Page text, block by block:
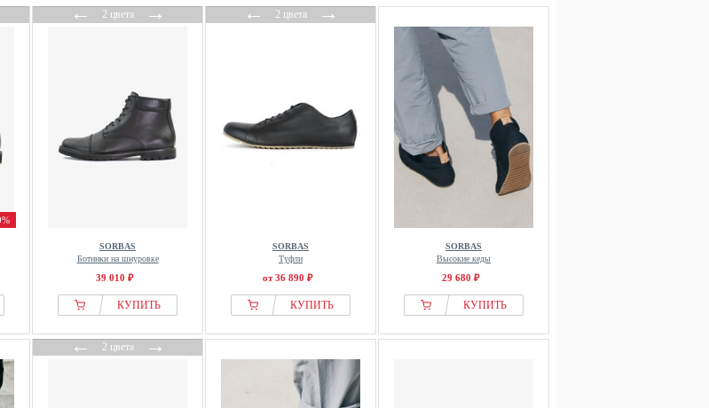
←2 цвета→
SORBAS
Ботинки на шнуровке
39 010 ₽
КУПИТЬ
←2 цвета→
SORBAS
Туфли
от 36 890 ₽
КУПИТЬ
SORBAS
Высокие кеды
29 680 ₽
КУПИТЬ
←2 цвета→